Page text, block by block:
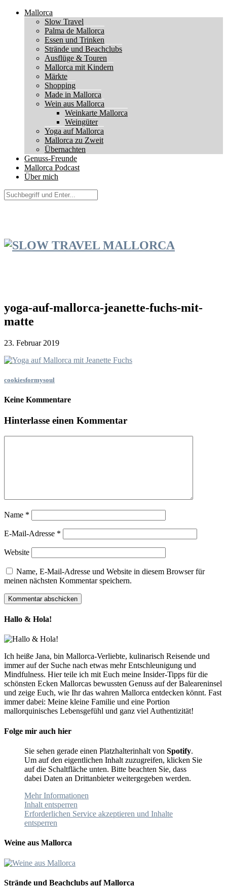
Mallorca
Slow Travel
Palma de Mallorca
Essen und Trinken
Strände und Beachclubs
Ausflüge & Touren
Mallorca mit Kindern
Märkte
Shopping
Made in Mallorca
Wein aus Mallorca
Weinkarte Mallorca
Weingüter
Yoga auf Mallorca
Mallorca zu Zweit
Übernachten
Genuss-Freunde
Mallorca Podcast
Über mich
yoga-auf-mallorca-jeanette-fuchs-mit-
matte
23. Februar 2019
cookiesformysoul
Keine Kommentare
Hinterlasse einen Kommentar
Name *
E-Mail-Adresse *
Website
Name, E-Mail-Adresse und Website in diesem Browser für
meinen nächsten Kommentar speichern.
Hallo & Hola!
Ich heiße Jana, bin Mallorca-Verliebte, kulinarisch Reisende und
immer auf der Suche nach etwas mehr Entschleunigung und
Mindfulness. Hier teile ich mit Euch meine Insider-Tipps für die
schönsten Ecken Mallorcas bewussten Genuss auf der Baleareninsel
und zeige Euch, wie Ihr das wahren Mallorca entdecken könnt. Fast
immer dabei: Meine kleine Familie und eine Portion
mallorquinisches Lebensgefühl und ganz viel Authentizität!
Folge mir auch hier
Sie sehen gerade einen Platzhalterinhalt von Spotify.
Um auf den eigentlichen Inhalt zuzugreifen, klicken Sie
auf die Schaltfläche unten. Bitte beachten Sie, dass
dabei Daten an Drittanbieter weitergegeben werden.
Mehr Informationen
Inhalt entsperren
Erforderlichen Service akzeptieren und Inhalte
entsperren
Weine aus Mallorca
Strände und Beachclubs auf Mallorca